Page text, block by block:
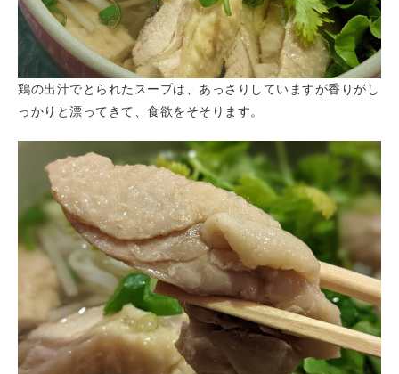
鶏の出汁でとられたスープは、あっさりしていますが香りがし
っかりと漂ってきて、食欲をそそります。